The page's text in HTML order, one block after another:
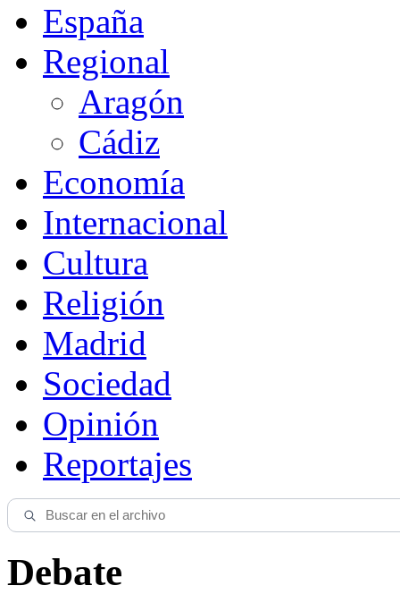
España
Regional
Aragón
Cádiz
Economía
Internacional
Cultura
Religión
Madrid
Sociedad
Opinión
Reportajes
Debate